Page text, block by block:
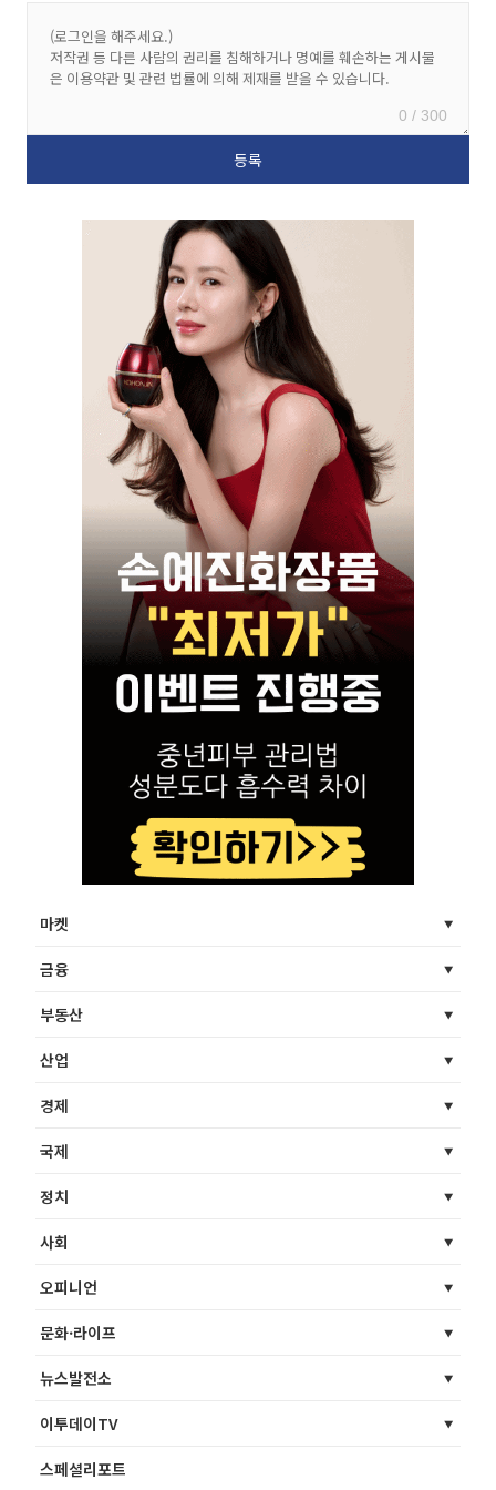
0 / 300
마켓
금융
부동산
산업
경제
국제
정치
사회
오피니언
문화·라이프
뉴스발전소
이투데이TV
스페셜리포트